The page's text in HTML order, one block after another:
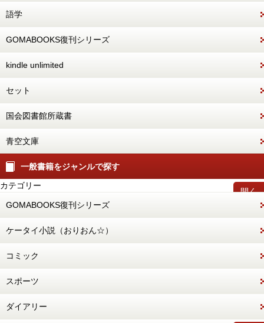
語学
GOMABOOKS復刊シリーズ
kindle unlimited
セット
国会図書館所蔵書
青空文庫
一般書籍をジャンルで探す
開く
カテゴリー
GOMABOOKS復刊シリーズ
ケータイ小説（おりおん☆）
コミック
スポーツ
ダイアリー